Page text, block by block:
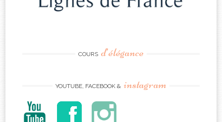
COURS d’élégance
YOUTUBE, FACEBOOK & instagram